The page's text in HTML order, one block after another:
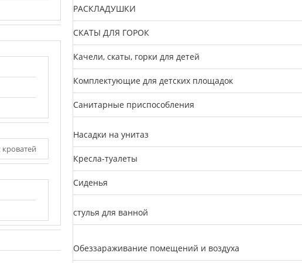
РАСКЛАДУШКИ
СКАТЫ ДЛЯ ГОРОК
Качели, скаты, горки для детей
Комплектующие для детских площадок
Санитарные приспособления
Насадки на унитаз
Кресла-туалеты
Сиденья
стулья для ванной
Обеззараживание помещений и воздуха